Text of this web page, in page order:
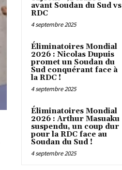
avant Soudan du Sud vs
RDC
4 septembre 2025
Éliminatoires Mondial
2026 : Nicolas Dupuis
promet un Soudan du
Sud conquérant face à
la RDC !
4 septembre 2025
Éliminatoires Mondial
2026 : Arthur Masuaku
suspendu, un coup dur
pour la RDC face au
Soudan du Sud !
4 septembre 2025